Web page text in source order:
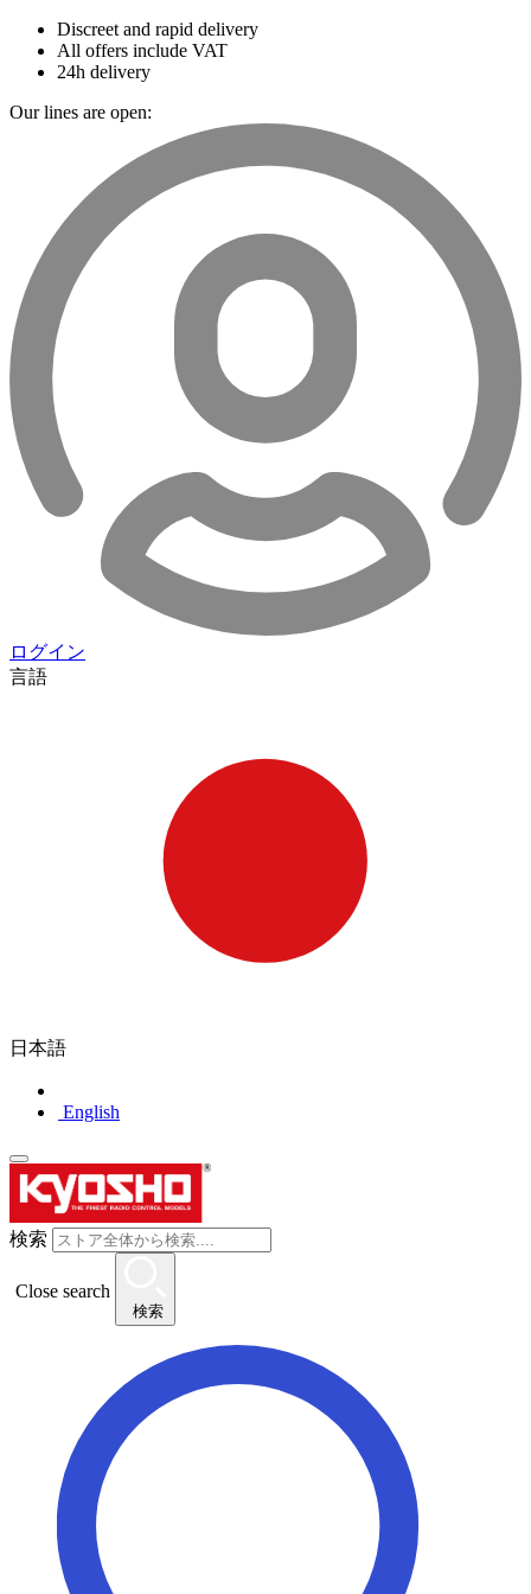
Discreet and rapid delivery
All offers include VAT
24h delivery
Our lines are open:
ログイン
言語
日本語
English
検索
Close search
検索